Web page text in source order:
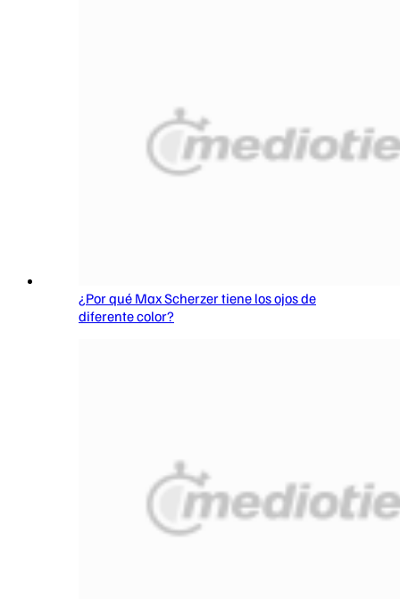
¿Por qué Max Scherzer tiene los ojos de
diferente color?